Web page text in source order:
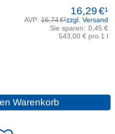
AVP: 16,74€²
16,29€¹
zzgl. Versand
Sie sparen: 0,45 €
543,00 € pro 1 l
Warenkorb